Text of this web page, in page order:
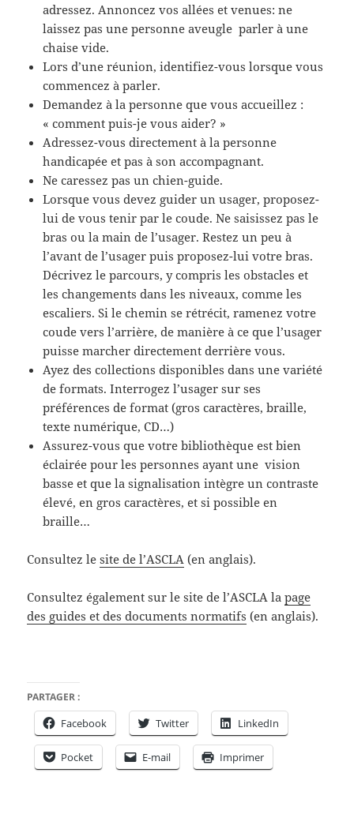
adressez. Annoncez vos allées et venues: ne
laissez pas une personne aveugle parler à une
chaise vide.
Lors d’une réunion, identifiez-vous lorsque vous
commencez à parler.
Demandez à la personne que vous accueillez :
« comment puis-je vous aider? »
Adressez-vous directement à la personne
handicapée et pas à son accompagnant.
Ne caressez pas un chien-guide.
Lorsque vous devez guider un usager, proposez-
lui de vous tenir par le coude. Ne saisissez pas le
bras ou la main de l’usager. Restez un peu à
l’avant de l’usager puis proposez-lui votre bras.
Décrivez le parcours, y compris les obstacles et
les changements dans les niveaux, comme les
escaliers. Si le chemin se rétrécit, ramenez votre
coude vers l’arrière, de manière à ce que l’usager
puisse marcher directement derrière vous.
Ayez des collections disponibles dans une variété
de formats. Interrogez l’usager sur ses
préférences de format (gros caractères, braille,
texte numérique, CD…)
Assurez-vous que votre bibliothèque est bien
éclairée pour les personnes ayant une vision
basseet que la signalisation intègre un contraste
élevé, en gros caractères, et si possible en
braille…
Consultez lesite de l’ASCLA (en anglais).
Consultez également sur le site de l’ASCLA lapage
des guides et des documents normatifs (en anglais).
PARTAGER :
Facebook Twitter LinkedIn
Pocket E-mail Imprimer